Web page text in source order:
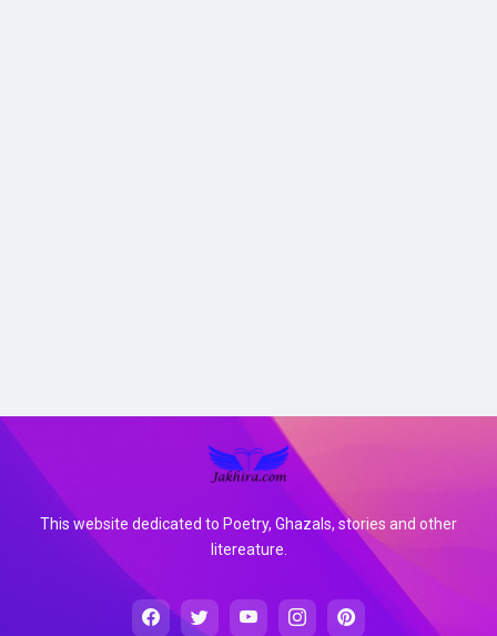
This website dedicated to Poetry, Ghazals, stories and other
litereature.